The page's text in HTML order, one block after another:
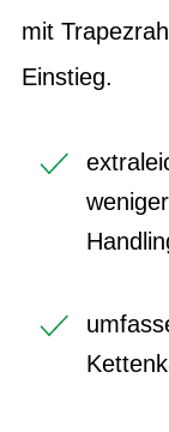
mit
Einstieg.